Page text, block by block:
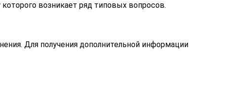
возникает ряд типовых вопросов.
Для получения дополнительной информации